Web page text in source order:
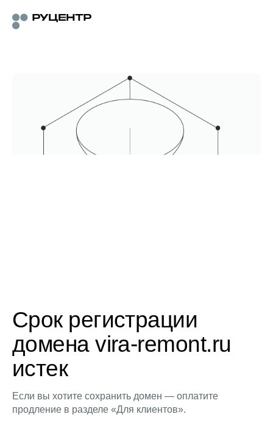
Срок регистрации
домена vira-remont.ru
истек
Если вы хотите сохранить домен — оплатите
продление в разделе «Для клиентов».